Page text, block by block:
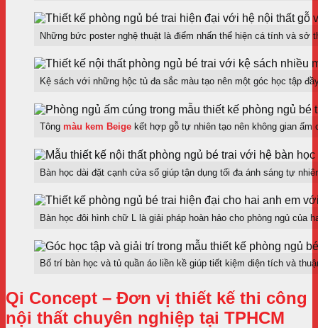
Những bức poster nghệ thuật là điểm nhấn thể hiện cá tính và sở
Kệ sách với những hộc tủ đa sắc màu tạo nên một góc học tập
Tông màu kem Beigekết hợp gỗ tự nhiên tạo nên không gian ấm
Bàn học dài đặt cạnh cửa sổ giúp tận dụng tối đa ánh sáng tự
Bàn học đôi hình chữ L là giải pháp hoàn hảo cho phòng ngủ của
Bố trí bàn học và tủ quần áo liền kề giúp tiết kiệm diện tích và
Qi Concept – Đơn vị thiết kế thi công
nội thất chuyên nghiệp tại TPHCM